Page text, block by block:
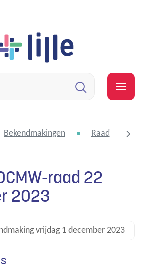
inhoud
Bekendmakingen Raad voor
raad 22
2023
vrijdag 1 december 2023